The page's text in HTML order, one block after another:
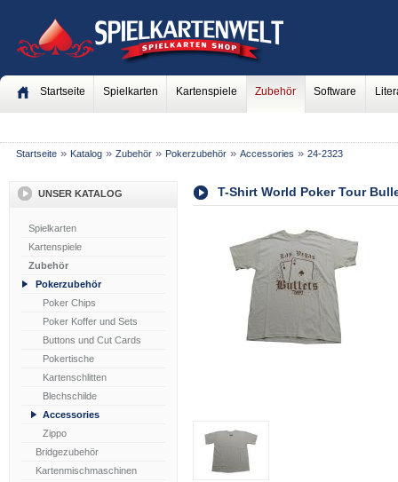
Startseite Spielkarten Kartenspiele Zubehör Software
Startseite » Katalog » Zubehör » Pokerzubehör » Accessories » 24-2323
UNSER KATALOG
Spielkarten
Kartenspiele
Zubehör
Pokerzubehör
Poker Chips
Poker Koffer und Sets
Buttons und Cut Cards
Pokertische
Kartenschlitten
Blechschilde
Accessories
Zippo
Bridgezubehör
Kartenmischmaschinen
T-Shirt World Poker Tour